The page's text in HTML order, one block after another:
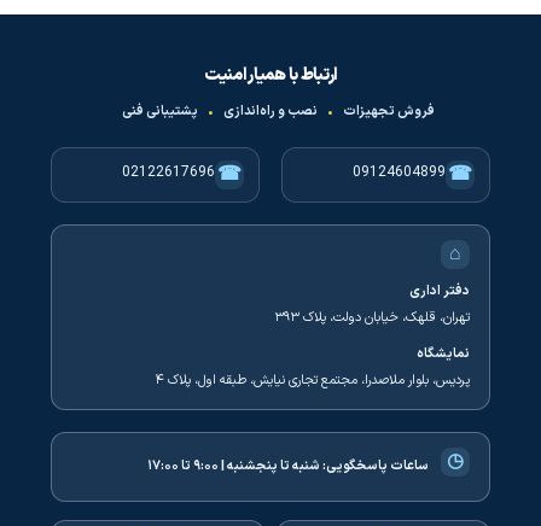
ارتباط با همیار امنیت
فروش تجهیزات • نصب و راه‌اندازی • پشتیبانی فنی
☎
09124604899
☎
02122617696
⌂
دفتر اداری
تهران، قلهک، خیابان دولت، پلاک ۳۹۳
نمایشگاه
پردیس، بلوار ملاصدرا، مجتمع تجاری نیایش، طبقه اول، پلاک ۴
◷ ساعات پاسخگویی:شنبه تا پنجشنبه | ۹:۰۰ تا ۱۷:۰۰